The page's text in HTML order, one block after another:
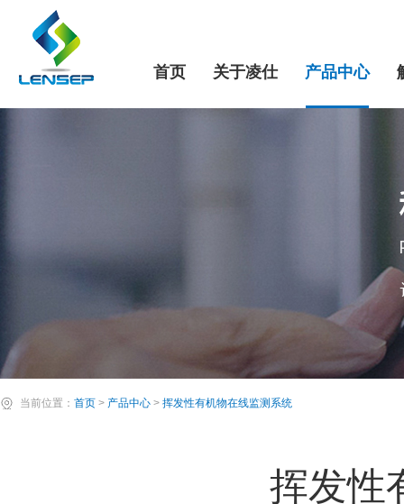
首页 关于凌仕 产品中心
当前位置： 首页 > 产品中心 > 挥发性有机物在线监测系统
挥发性